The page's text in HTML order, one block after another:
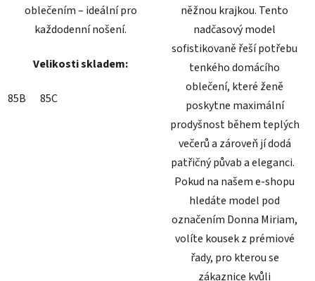
oblečením – ideální pro
každodenní nošení.
Velikosti skladem:
85B 85C
něžnou krajkou. Tento
nadčasový model
sofistikovaně řeší potřebu
tenkého domácího
oblečení, které ženě
poskytne maximální
prodyšnost během teplých
večerů a zároveň jí dodá
patřičný půvab a eleganci.
Pokud na našem e-shopu
hledáte model pod
označením Donna Miriam,
volíte kousek z prémiové
řady, pro kterou se
zákaznice kvůli